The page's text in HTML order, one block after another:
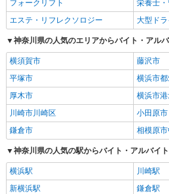
フォークリフト
栄養士
エステ・リフレクソロジー
大型ド
神奈川県の人気のエリアからバイト・アル
横須賀市
藤沢市
平塚市
横浜市
厚木市
横浜市
川崎市川崎区
小田原市
鎌倉市
相模原
神奈川県の人気の駅からバイト・アルバイ
横浜駅
川崎駅
新横浜駅
鎌倉駅